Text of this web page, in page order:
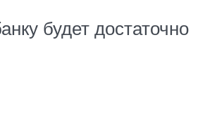
будет достаточно